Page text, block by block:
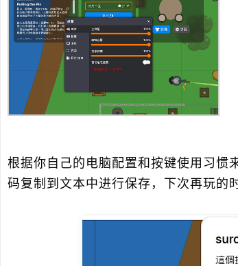
根据你自己的电脑配置和按键使用习惯
码复制到文本中进行保存，下次再玩的